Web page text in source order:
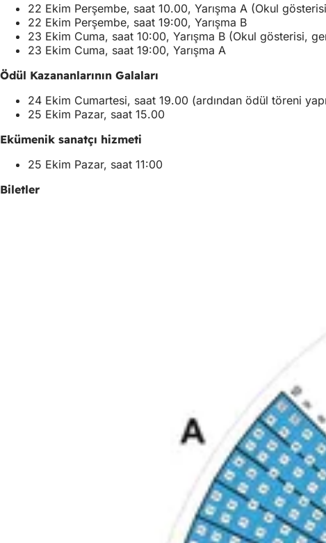
22 Ekim Perşembe, saat 10.00, Yarışma A (Okul
22 Ekim Perşembe, saat 19:00, Yarışma B
23 Ekim Cuma, saat 10:00, Yarışma B (Okul gösterisi,
23 Ekim Cuma, saat 19:00, Yarışma A
Ödül Kazananlarının Galaları
24 Ekim Cumartesi, saat 19.00 (ardından ödül töreni
25 Ekim Pazar, saat 15.00
Ekümenik sanatçı hizmeti
25 Ekim Pazar, saat 11:00
Biletler